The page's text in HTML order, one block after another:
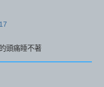
頭痛睡不著